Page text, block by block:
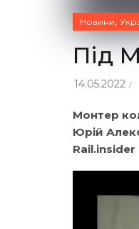
Новини,
Під
14.05.2022
Монтер
Юрій
Rail.insider